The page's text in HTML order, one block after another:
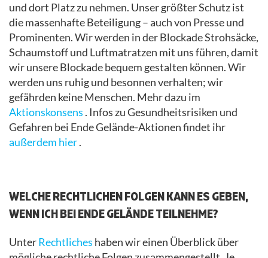
und dort Platz zu nehmen. Unser größter Schutz ist
die massenhafte Beteiligung – auch von Presse und
Prominenten. Wir werden in der Blockade Strohsäcke,
Schaumstoff und Luftmatratzen mit uns führen, damit
wir unsere Blockade bequem gestalten können. Wir
werden uns ruhig und besonnen verhalten; wir
gefährden keine Menschen. Mehr dazu im
Aktionskonsens . Infos zu Gesundheitsrisiken und
Gefahren bei Ende Gelände-Aktionen findet ihr
außerdem hier.
WELCHE RECHTLICHEN FOLGEN KANN ES GEBEN,
WENN ICH BEI ENDE GELÄNDE TEILNEHME?
UnterRechtliches haben wir einen Überblick über